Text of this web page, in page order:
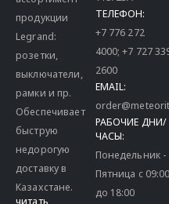
продукции
Legrand:
розетки,
выключатели,
рамки и пр.
Обеспечивает
быструю
недорогую
доставку в
Казахстане.
читать
ТЕЛЕФОН:
+7 776 272
4000;+7 727
2600
EMAIL:
РАБОЧИЕ ДНИ/
ЧАСЫ:
Понедельник -
Пятница с 09:00
до 18:00